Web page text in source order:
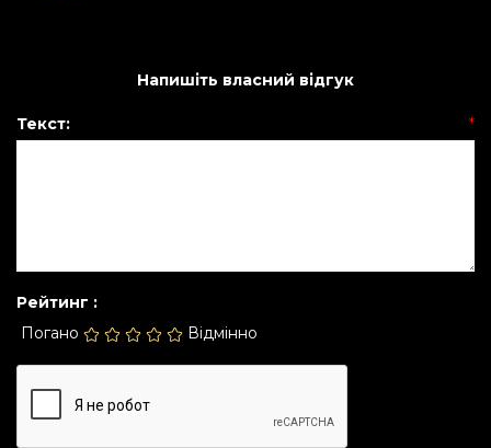
Напишіть власний відгук
Текст: *
Рейтинг :
Погано
Відмінно